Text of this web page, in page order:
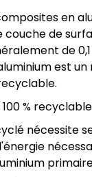
en
couche de
de
est
% recyclable
nécessite